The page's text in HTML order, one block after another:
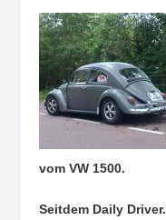
vom VW 1500.
Seitdem Daily Driver.